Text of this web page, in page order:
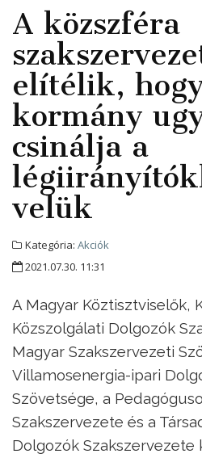
A közszféra
elítélik,
kormány
csinálja a
velük
Kategória: Akciók
2021.07.30. 11:31
A Magyar Köztisztviselők,
Közszolgálati Dolgozók
Magyar Szakszervezeti
Villamosenergia-ipari
Szövetsége, a
Szakszervezete és a
Dolgozók Szakszervezete